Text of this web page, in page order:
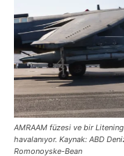
AMRAAM füzesi ve bir
havalanıyor. Kaynak: ABD
Romonoyske-Bean